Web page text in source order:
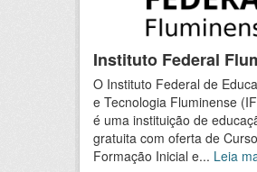
Instituto Federal
O Instituto Federal de
e Tecnologia Fluminense
é uma instituição de
gratuita com oferta de
Formação Inicial e... Leia